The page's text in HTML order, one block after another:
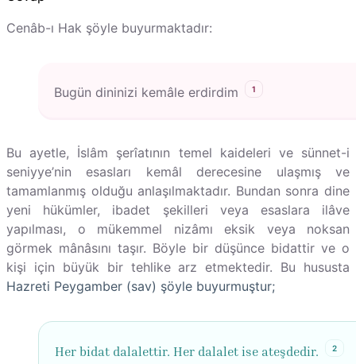
Cenâb-ı Hak şöyle buyurmaktadır:
Bugün dininizi kemâle erdirdim 1
Bu ayetle, İslâm şerîatının temel kaideleri ve sünnet-i
seniyye’nin esasları kemâl derecesine ulaşmış ve
tamamlanmış olduğu anlaşılmaktadır. Bundan sonra dine
yeni hükümler, ibadet şekilleri veya esaslara ilâve
yapılması, o mükemmel nizâmı eksik veya noksan
görmek mânâsını taşır. Böyle bir düşünce bidattir ve o
kişi için büyük bir tehlike arz etmektedir. Bu hususta
Hazreti Peygamber (sav) şöyle buyurmuştur;
Her bidat dalalettir. Her dalalet ise ateşdedir. 2